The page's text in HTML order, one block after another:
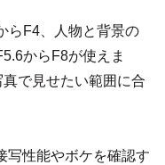
らF4、人物と背景の
からF8が使えま
で見せたい範囲に合
写性能やボケを確認す